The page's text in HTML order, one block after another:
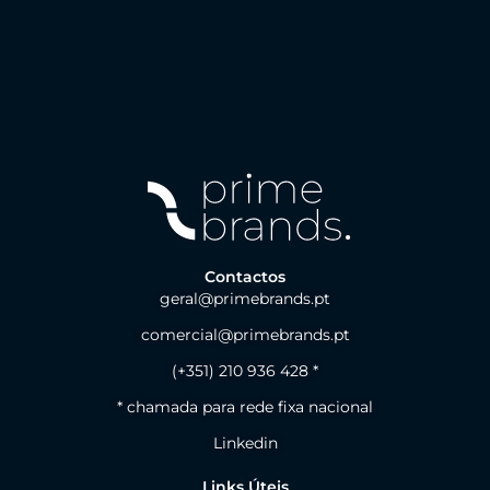
Contactos
geral@primebrands.pt
comercial@primebrands.pt
(+351) 210 936 428 *
* chamada para rede fixa nacional
Linkedin